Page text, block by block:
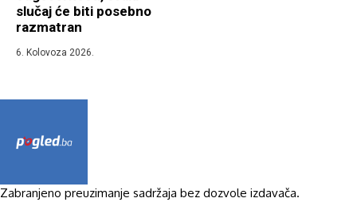
slučaj će biti posebno
razmatran
6. Kolovoza 2026.
Zabranjeno preuzimanje sadržaja bez dozvole izdavača.